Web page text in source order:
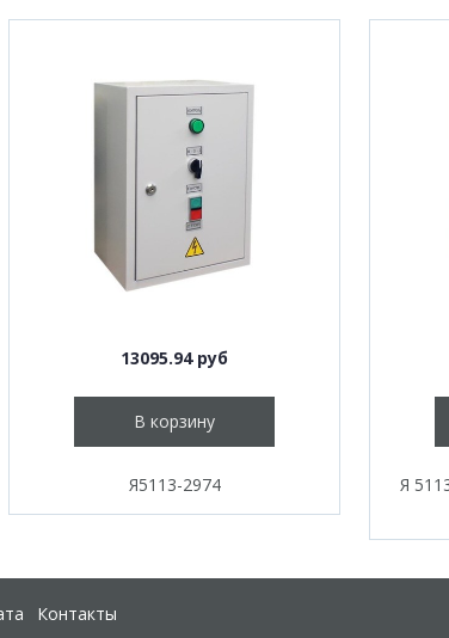
13095.94 руб
В корзину
Я5113-2974
Я
Контакты